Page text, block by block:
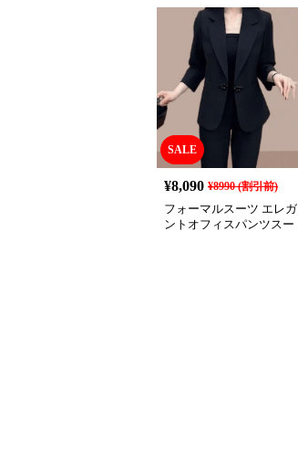
SALE
¥8,090 ¥8990(割引前)
フォーマルスーツ エレガ
ントオフィスパンツスー